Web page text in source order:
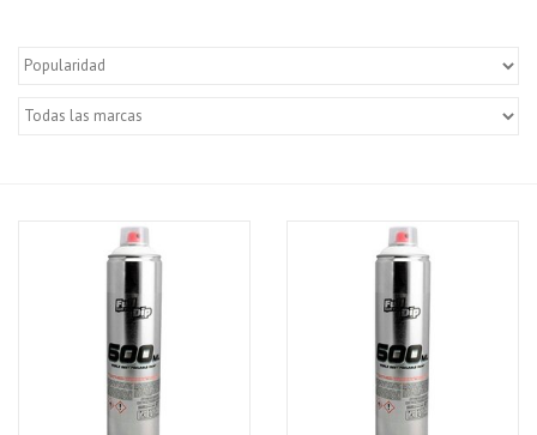
accesorios Dippen